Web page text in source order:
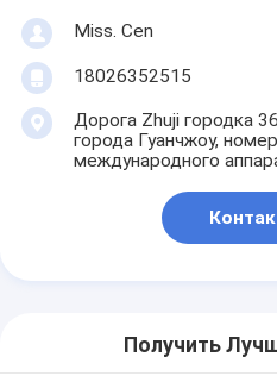
Miss. Cen
18026352515
Дорога Zhuji городка
города Гуанчжоу,
международного
Получить